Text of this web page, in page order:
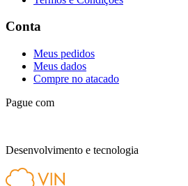
Conta
Meus pedidos
Meus dados
Compre no atacado
Pague com
Desenvolvimento e tecnologia